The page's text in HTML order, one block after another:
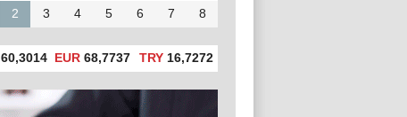
2 3 4 5 6 7 8
60,3014 EUR 68,7737 TRY16,7272